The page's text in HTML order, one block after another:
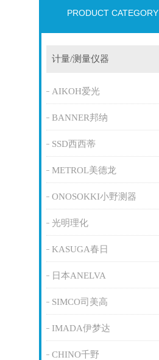
PRODUCT CATEGORY
计量/测量仪器
AIKOH爱光
BANNER邦纳
SSD西西蒂
METROL美德龙
ONOSOKKI小野测器
光明理化
KASUGA春日
日本ANELVA
SIMCO司美高
IMADA伊梦达
CHINO千野